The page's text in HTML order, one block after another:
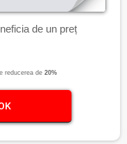
de un preț
reducerea de 20%